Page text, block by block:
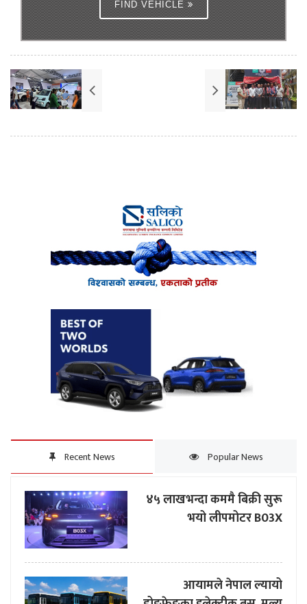
FIND VEHICLE
Recent News Popular News
४५ लाखभन्दा कममै बिक्री सुरू
भयो लीपमोटर B03X
आयामले नेपाल ल्यायो